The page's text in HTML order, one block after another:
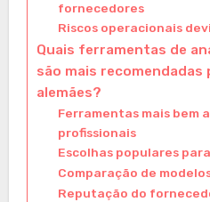
fornecedores
Riscos operacionais
Quais ferramentas de
são mais recomendadas
alemães?
Ferramentas mais bem
profissionais
Escolhas populares
Comparação de
Reputação do